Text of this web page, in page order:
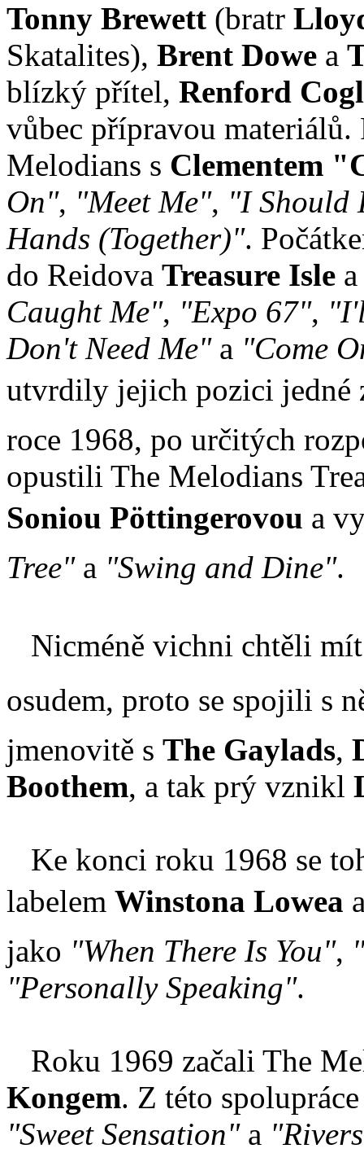
Tonny Brewett (bratr
Skatalites), Brent Dowe a
blízký přítel, Renford
vůbec přípravou
Melodians s Clementem
On", "Meet Me", "I Should
Hands (Together)".
do Reidova Treasure Isle
Caught Me", "Expo 67",
Don't Need Me"a "Come
utvrdily jejich pozici jedné
roce 1968, po určitých
opustili The Melodians
Soniou Pöttingerovou a
Tree"a "Swing and Dine".
Nicméně vichni chtěli
osudem, proto se spojili s
jmenovitě s The Gaylads,
Boothem, a tak prý vznikl
Ke konci roku 1968 se
labelem Winstona Lowea
jako "When There Is You",
"Personally Speaking".
Roku 1969 začali The
Kongem. Z této
"Sweet Sensation"a